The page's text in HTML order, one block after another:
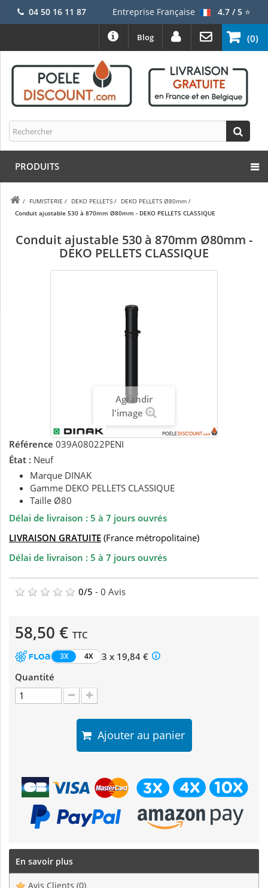
04 50 16 11 87 Entreprise Française 4.7 / 5⭐
(0)
Blog
PRODUITS
/ FUMISTERIE / DEKO PELLETS / DEKO PELLETS Ø80mm /
Conduit ajustable 530 à 870mm Ø80mm - DEKO PELLETS CLASSIQUE
Conduit ajustable 530 à 870mm Ø80mm -
DEKO PELLETS CLASSIQUE
Agrandir
l'image
Référence 039A08022PENI
État : Neuf
Marque DINAK
Gamme DEKO PELLETS CLASSIQUE
Taille Ø80
Délai de livraison : 5 à 7 jours ouvrés
LIVRAISON GRATUITE (France métropolitaine)
Délai de livraison : 5 à 7 jours ouvrés
0/5 - 0 Avis
58,50 € TTC
3X 4X
3 x 19,84 €
Quantité
Ajouter au panier
En savoir plus
Avis Clients (0)